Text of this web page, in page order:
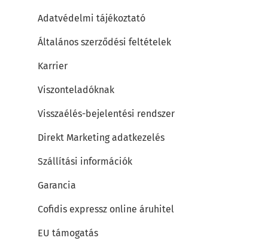
Adatvédelmi tájékoztató
Általános szerződési feltételek
Karrier
Viszonteladóknak
Visszaélés-bejelentési rendszer
Direkt Marketing adatkezelés
Szállítási információk
Garancia
Cofidis expressz online áruhitel
EU támogatás